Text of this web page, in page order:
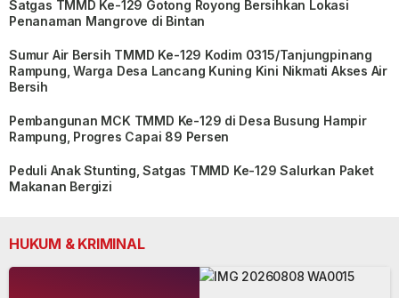
Satgas TMMD Ke-129 Gotong Royong Bersihkan Lokasi
Penanaman Mangrove di Bintan
Sumur Air Bersih TMMD Ke-129 Kodim 0315/Tanjungpinang
Rampung, Warga Desa Lancang Kuning Kini Nikmati Akses Air
Bersih
Pembangunan MCK TMMD Ke-129 di Desa Busung Hampir
Rampung, Progres Capai 89 Persen
Peduli Anak Stunting, Satgas TMMD Ke-129 Salurkan Paket
Makanan Bergizi
HUKUM & KRIMINAL